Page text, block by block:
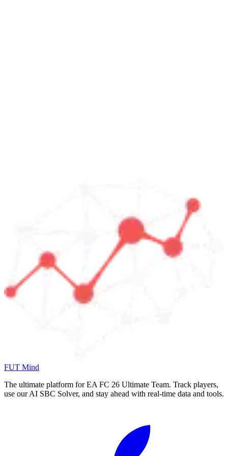
FUT Mind
The ultimate platform for EA FC 26 Ultimate Team. Track players,
use our AI SBC Solver, and stay ahead with real-time data and tools.